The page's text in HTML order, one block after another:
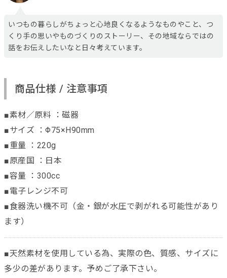
いつもの暮らしがちょっと心地良くなるようなものやこと、つ
くり手の思いやものづくりのストーリー、その地域ならではの
話をお伝えしたいなと日々考えています。
商品仕様 / 注意事項
■素材／原料 ：磁器
■サイズ ：Φ75×H90mm
■重量 ：220g
■原産国 ：日本
■容量 ：300cc
■電子レンジ不可
■食器洗い機不可（金・銀が水圧で剥がれる可能性があり
ます）
■天然素材を使用している為、実際の色、質感、サイズに
多少の差があります。予めご了承下さい。